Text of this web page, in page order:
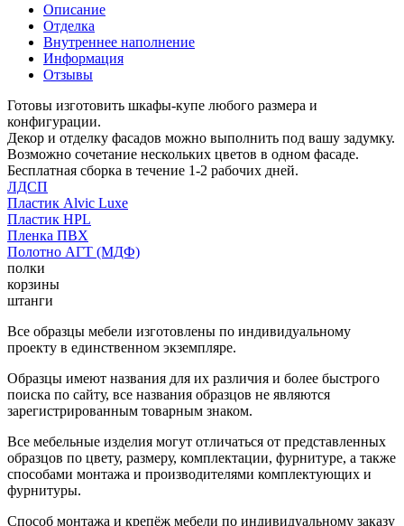
Описание
Отделка
Внутреннее наполнение
Информация
Отзывы
Готовы изготовить шкафы-купе любого размера и
конфигурации.
Декор и отделку фасадов можно выполнить под вашу задумку.
Возможно сочетание нескольких цветов в одном фасаде.
Бесплатная сборка в течение 1-2 рабочих дней.
ЛДСП
Пластик Alvic Luxe
Пластик HPL
Пленка ПВХ
Полотно АГТ (МДФ)
полки
корзины
штанги
Все образцы мебели изготовлены по индивидуальному
проекту в единственном экземпляре.
Образцы имеют названия для их различия и более быстрого
поиска по сайту, все названия образцов не являются
зарегистрированным товарным знаком.
Все мебельные изделия могут отличаться от представленных
образцов по цвету, размеру, комплектации, фурнитуре, а также
способами монтажа и производителями комплектующих и
фурнитуры.
Способ монтажа и крепёж мебели по индивидуальному заказу